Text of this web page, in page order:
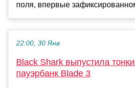
поля, впервые
22:00, 30 Янв
Black Shark выпустила
пауэрбанк Blade 3